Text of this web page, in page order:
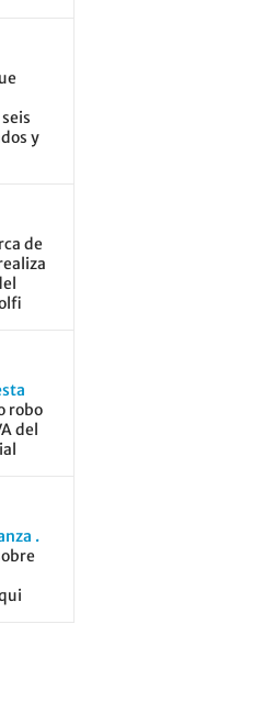
y
de
robo
del